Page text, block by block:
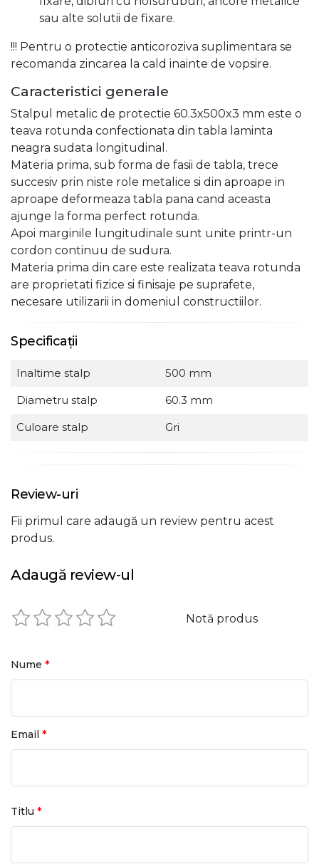
sau alte solutii de fixare.
!!! Pentru o protectie anticoroziva suplimentara se
recomanda zincarea la cald inainte de vopsire.
Caracteristici generale
Stalpul metalic de protectie 60.3x500x3 mm este o
teava rotunda confectionata din tabla laminta
neagra sudata longitudinal.
Materia prima, sub forma de fasii de tabla, trece
succesiv prin niste role metalice si din aproape in
aproape deformeaza tabla pana cand aceasta
ajunge la forma perfect rotunda.
Apoi marginile lungitudinale sunt unite printr-un
cordon continuu de sudura.
Materia prima din care este realizata teava rotunda
are proprietati fizice si finisaje pe suprafete,
necesare utilizarii in domeniul constructiilor.
Specificații
Inaltime stalp
500 mm
Diametru stalp
60.3 mm
Culoare stalp
Gri
Review-uri
Fii primul care adaugă un review pentru acest
produs.
Adaugă review-ul
Notă produs
Nume *
Email *
Titlu *